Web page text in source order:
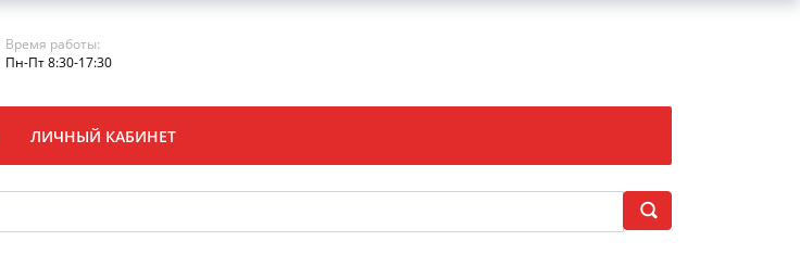
Время работы:
Пн-Пт 8:30-17:30
ЛИЧНЫЙ КАБИНЕТ